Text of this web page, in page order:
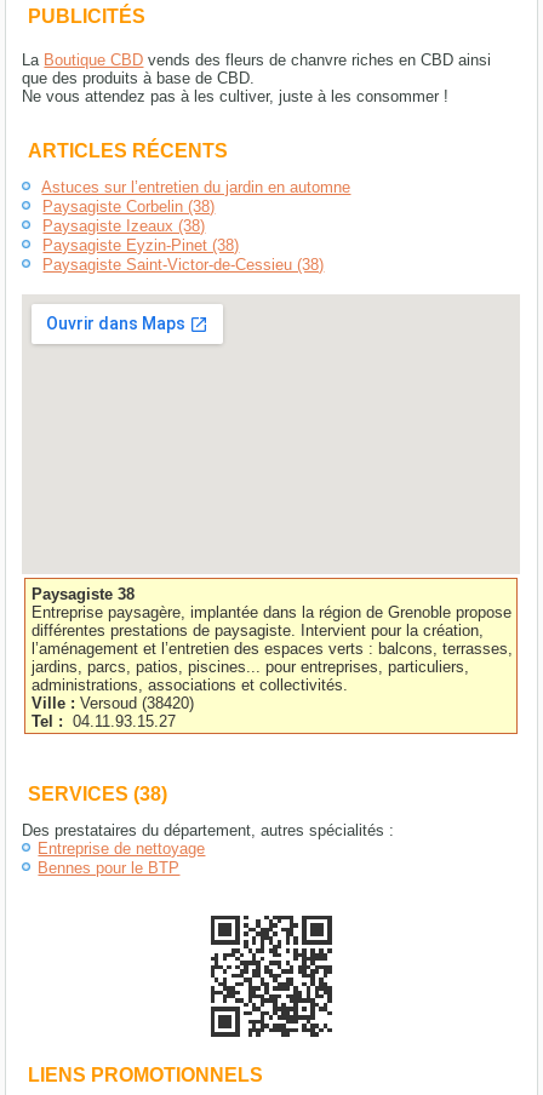
PUBLICITÉS
La Boutique CBD vends des fleurs de chanvre riches en CBD ainsi
que des produits à base de CBD.
Ne vous attendez pas à les cultiver, juste à les consommer !
ARTICLES RÉCENTS
Astuces sur l’entretien du jardin en automne
Paysagiste Corbelin (38)
Paysagiste Izeaux (38)
Paysagiste Eyzin-Pinet (38)
Paysagiste Saint-Victor-de-Cessieu (38)
Paysagiste 38
Entreprise paysagère, implantée dans la région de Grenoble propose
différentes prestations de paysagiste. Intervient pour la création,
l’aménagement et l’entretien des espaces verts : balcons, terrasses,
jardins, parcs, patios, piscines... pour entreprises, particuliers,
administrations, associations et collectivités.
Ville :Versoud(38420)
Tel :
04.11.93.15.27
SERVICES (38)
Des prestataires du département, autres spécialités :
Entreprise de nettoyage
Bennes pour le BTP
LIENS PROMOTIONNELS